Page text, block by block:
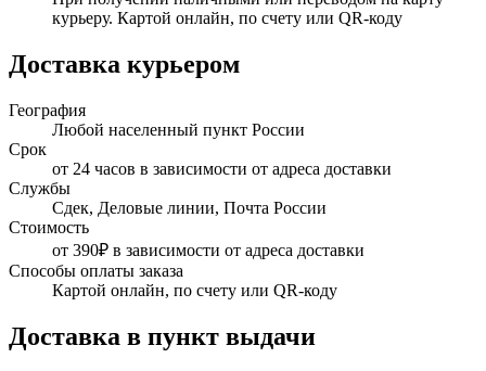
курьеру. Картой онлайн, по счету или QR-коду
Доставка курьером
География
Любой населенный пункт России
Срок
от 24 часов в зависимости от адреса доставки
Службы
Сдек, Деловые линии, Почта России
Стоимость
от 390₽ в зависимости от адреса доставки
Способы оплаты заказа
Картой онлайн, по счету или QR-коду
Доставка в пункт выдачи